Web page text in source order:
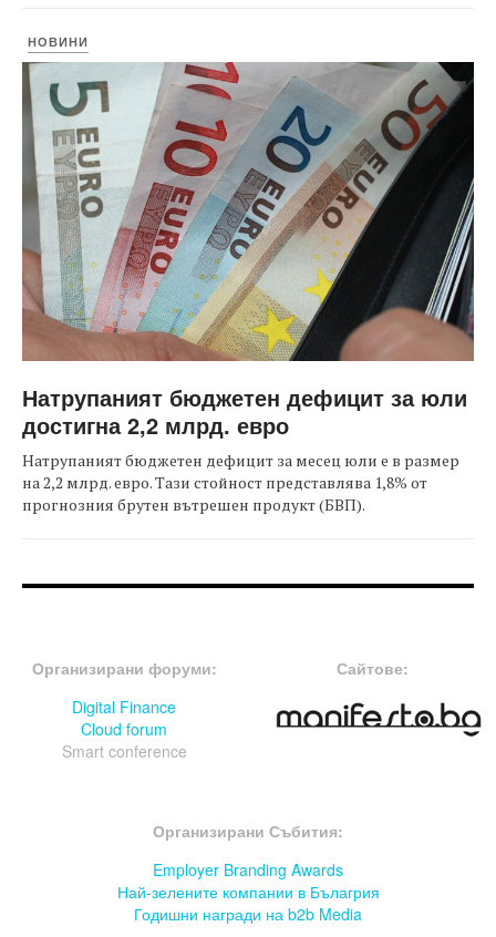
НОВИНИ
Натрупаният бюджетен дефицит за юли
достигна 2,2 млрд. евро
Натрупаният бюджетен дефицит за месец юли е в размер
на 2,2 млрд. евро. Тази стойност представлява 1,8% от
прогнозния брутен вътрешен продукт (БВП).
Организирани форуми:
Digital Finance
Cloud forum
Smart conference
Сайтове:
Организирани Събития:
Employer Branding Awards
Най-зелените компании в Бълагрия
Годишни награди на b2b Media